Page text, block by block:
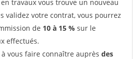
travaux vous trouve un nouveau
validez votre contrat, vous pourrez
de 10 à 15 % sur le
effectués.
vous faire connaître auprès des